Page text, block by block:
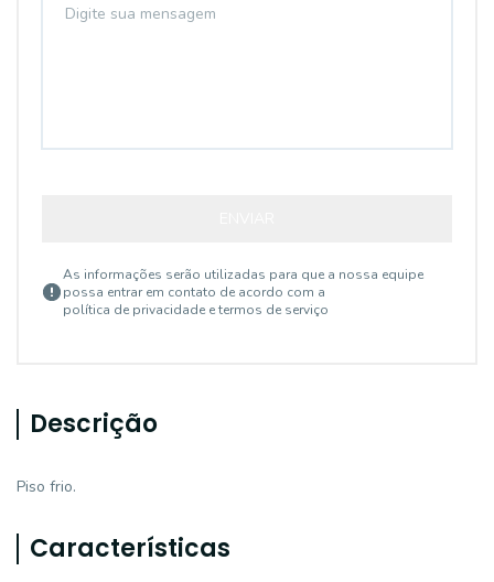
As informações serão utilizadas para que a nossa equipe
possa entrar em contato de acordo com a
política de privacidade e termos de serviço
Descrição
Piso frio.
Características